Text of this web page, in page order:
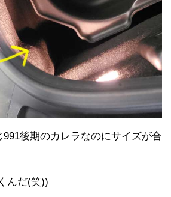
後期のカレラなのにサイズが合
んだ(笑))